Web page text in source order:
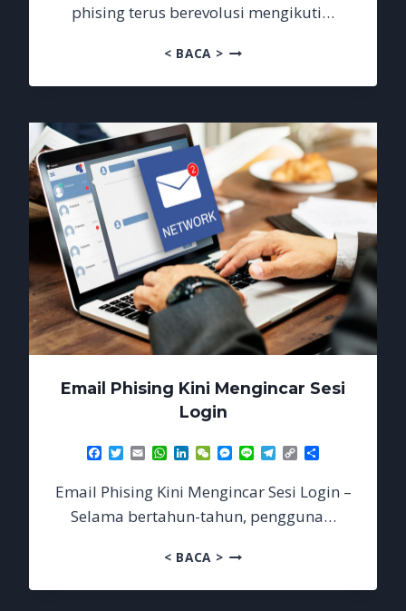
phising terus berevolusi mengikuti…
< BACA >WASPADAI
BALASAN
Email Phising Kini Mengincar Sesi
Login
Facebook
TwitterEmailWhatsApp
LinkedIn
WeChatMessenger
Line Telegram
Copy
Link
Email Phising Kini Mengincar Sesi Login –
Selama bertahun-tahun, pengguna…
< BACA >EMAIL
KINI